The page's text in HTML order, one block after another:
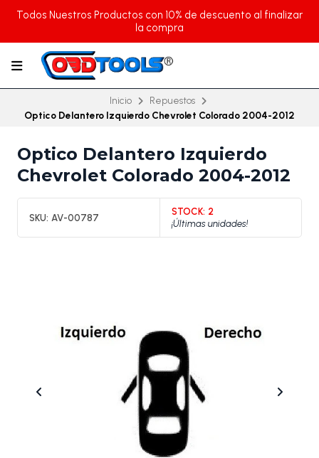
Todos Nuestros Productos con 10% de descuento al finalizar
la compra
Inicio
Repuestos
Optico Delantero Izquierdo Chevrolet Colorado 2004-2012
Optico Delantero Izquierdo
Chevrolet Colorado 2004-2012
SKU: AV-00787
STOCK: 2
¡Últimas unidades!